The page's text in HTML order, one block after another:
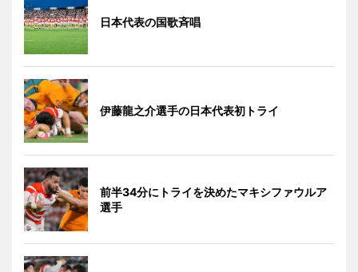
日本代表の国歌斉唱
伊藤龍之介選手の日本代表初トライ
前半34分にトライを決めたマキシファウルア
選手